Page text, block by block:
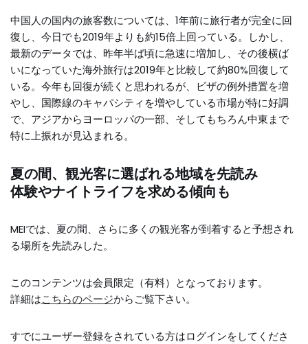
中国人の国内の旅客数については、1年前に旅行者が完全に回
復し、今日でも2019年よりも約15倍上回っている。しかし、
最新のデータでは、昨年半ば頃に急速に増加し、その後横ば
いになっていた海外旅行は2019年と比較して約80%回復して
いる。今年も回復が続くと思われるが、ビザの例外措置を増
やし、国際線のキャパシティを増やしている市場が特に好調
で、アジアからヨーロッパの一部、そしてもちろん中東まで
特に上振れが見込まれる。
夏の間、観光客に選ばれる地域を先読み
体験やナイトライフを求める傾向も
MEIでは、夏の間、さらに多くの観光客が到着すると予想され
る場所を先読みした。
このコンテンツは会員限定（有料）となっております。
詳細はこちらのページからご覧下さい。
すでにユーザー登録をされている方はログインをしてくださ